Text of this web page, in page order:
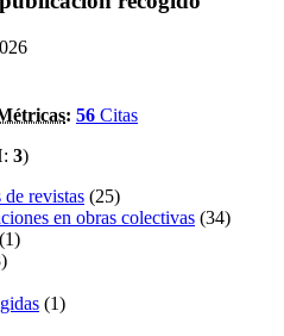
: 56 Citas
3)
revistas (25)
en obras colectivas (34)
(1)
(1)